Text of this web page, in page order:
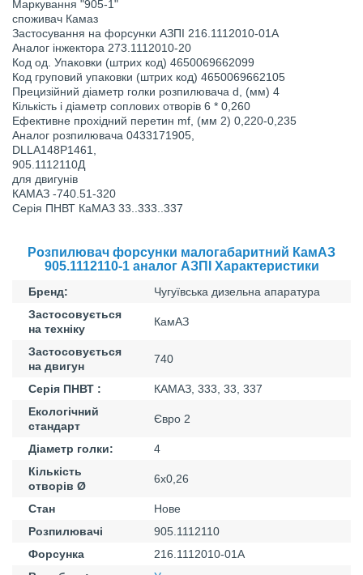
Маркування "905-1"
споживач Камаз
Застосування на форсунки АЗПІ 216.1112010-01А
Аналог інжектора 273.1112010-20
Код од. Упаковки (штрих код) 4650069662099
Код груповий упаковки (штрих код) 4650069662105
Прецизійний діаметр голки розпилювача d, (мм) 4
Кількість і діаметр соплових отворів 6 * 0,260
Ефективне прохідний перетин mf, (мм 2) 0,220-0,235
Аналог розпилювача 0433171905,
DLLA148P1461,
905.1112110Д
для двигунів
КАМАЗ -740.51-320
Серія ПНВТ КаМАЗ 33..333..337
Розпилювач форсунки малогабаритний КамАЗ
905.1112110-1 аналог АЗПІ Характеристики
Бренд:
Чугуївська дизельна апаратура
Застосовується
на техніку
КамАЗ
Застосовується
на двигун
740
Серія ПНВТ :
КАМАЗ, 333, 33, 337
Екологічний
стандарт
Євро 2
Діаметр голки:
4
Кількість
отворів Ø
6х0,26
Стан
Нове
Розпилювачі
905.1112110
Форсунка
216.1112010-01А